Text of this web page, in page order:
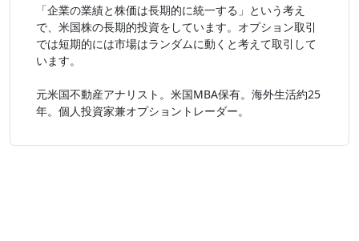
「企業の業績と株価は長期的に統一する」という考え
で、米国株の長期的投資をしています。オプション取引
では短期的には市場はランダムに動くと考えて取引して
います。
元米国不動産アナリスト。米国MBA保有。海外生活約25
年。個人投資家兼オプショントレーダー。